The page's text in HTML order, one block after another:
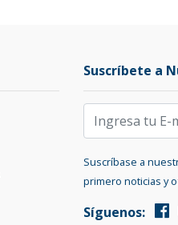
Suscríbete a
Suscríbase a
primero noticias y
Síguenos: